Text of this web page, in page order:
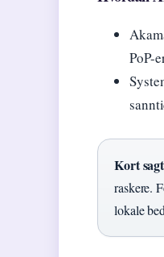
PoP-
Kort
raskere.
lokale